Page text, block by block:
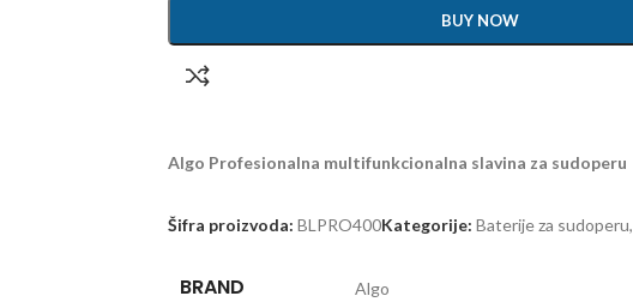
BUY NOW
Algo Profesionalna multifunkcionalna slavina za sudoperu
Šifra proizvoda: BLPRO400Kategorije: Baterije za sudoperu,
BRAND Algo